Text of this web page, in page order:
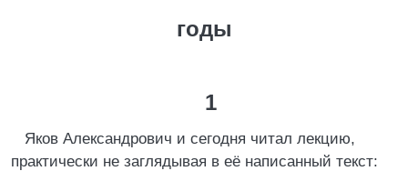
годы
1
Яков Александрович и сегодня читал лекцию,
практически не заглядывая в её написанный текст: